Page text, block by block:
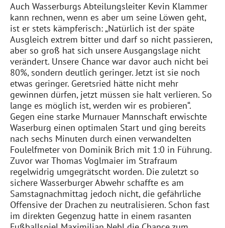
Auch Wasserburgs Abteilungsleiter Kevin Klammer
kann rechnen, wenn es aber um seine Löwen geht,
ist er stets kämpferisch: „Natürlich ist der späte
Ausgleich extrem bitter und darf so nicht passieren,
aber so groß hat sich unsere Ausgangslage nicht
verändert. Unsere Chance war davor auch nicht bei
80%, sondern deutlich geringer. Jetzt ist sie noch
etwas geringer. Geretsried hätte nicht mehr
gewinnen dürfen, jetzt müssen sie halt verlieren. So
lange es möglich ist, werden wir es probieren“.
Gegen eine starke Murnauer Mannschaft erwischte
Waserburg einen optimalen Start und ging bereits
nach sechs Minuten durch einen verwandelten
Foulelfmeter von Dominik Brich mit 1:0 in Führung.
Zuvor war Thomas Voglmaier im Strafraum
regelwidrig umgegrätscht worden. Die zuletzt so
sichere WasserburgerAbwehr schaffte es am
Samstagnachmittag jedoch nicht, die gefährliche
Offensive der Drachen zu neutralisieren. Schon fast
im direkten Gegenzug hatte in einem rasanten